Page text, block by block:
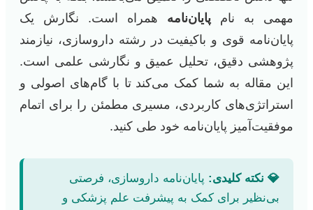
مهمی به نام پایان‌نامه همراه است. نگارش یک
پایان‌نامه قوی و باکیفیت در رشته داروسازی، نیازمند
پژوهشی دقیق، تحلیل عمیق و نگارشی علمی است.
این مقاله به شما کمک می‌کند تا با گام‌های اصولی و
استراتژی‌های کاربردی، مسیری مطمئن را برای اتمام
موفقیت‌آمیز پایان‌نامه خود طی کنید.
💎 نکته کلیدی: پایان‌نامه داروسازی، فرصتی
بی‌نظیر برای کمک به پیشرفت علم پزشکی و